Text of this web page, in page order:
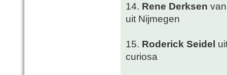
14. Rene Derksen
uit Nijmegen
15. Roderick Seidel
curiosa